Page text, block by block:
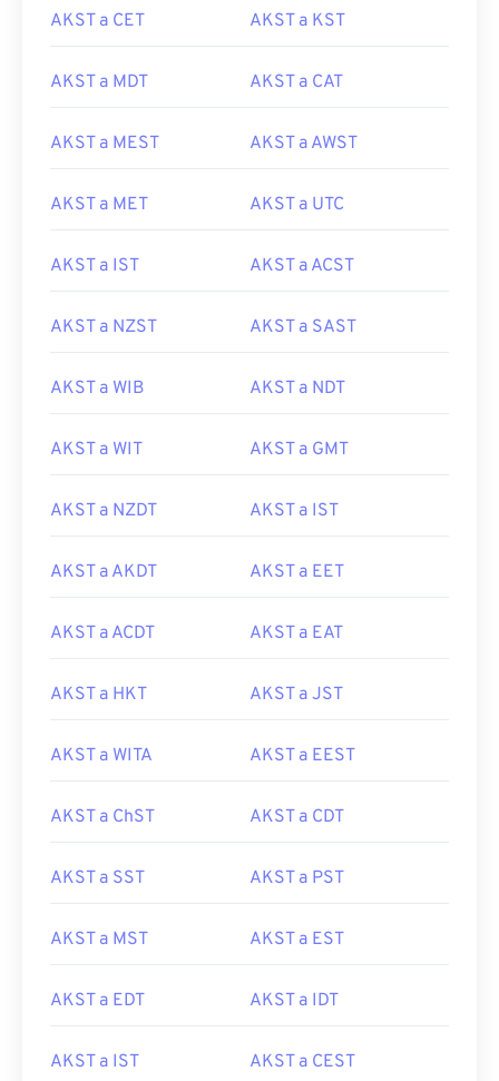
AKST a CET AKST a KST
AKST a MDT AKST a CAT
AKST a MEST AKST a AWST
AKST a MET AKST a UTC
AKST a IST AKST a ACST
AKST a NZST AKST a SAST
AKST a WIB AKST a NDT
AKST a WIT AKST a GMT
AKST a NZDT AKST a IST
AKST a AKDT AKST a EET
AKST a ACDT AKST a EAT
AKST a HKT AKST a JST
AKST a WITA AKST a EEST
AKST a ChST AKST a CDT
AKST a SST AKST a PST
AKST a MST AKST a EST
AKST a EDT AKST a IDT
AKST a IST AKST a CEST